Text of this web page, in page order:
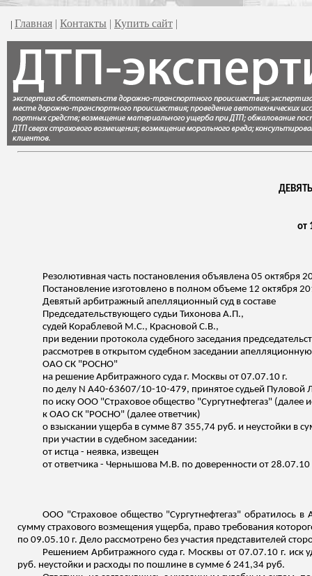
| Главная | Контакты | Купить сайт |
от
Резолютивная часть постановления объявлена 05 октября
Постановление изготовлено в полном объеме 12 октября
Девятый арбитражный апелляционный суд в составе
Председательствующего судьи Тихонова А.П.,
судей Кораблевой М.С., Красновой С.В.,
при ведении протокола судебного заседания
рассмотрев в открытом судебном заседании
ОАО СК "РОСНО"
на решение Арбитражного суда г. Москвы от 07.07.10 г.
по делу N А40-63607/10-10-479, принятое судьей Пуловой
по иску ООО "Страховое общество "Сургутнефтегаз" (далее
к ОАО СК "РОСНО" (далее ответчик)
о взыскании ущерба в сумме 87 355,74 руб. и неустойки в
при участии в судебном заседании:
от истца - неявка, извещен
от ответчика - Чернышова М.В. по доверенности от 28.07.10
ООО "Страховое общество "Сургутнефтегаз"
сумму страхового возмещения ущерба, право требования
по 09.05.10 г. Дело рассмотрено без участия представителей
Решением Арбитражного суда г. Москвы от 07.07.10 г. иск
руб. неустойки и расходы по пошлине в сумме 6 241,34 руб.